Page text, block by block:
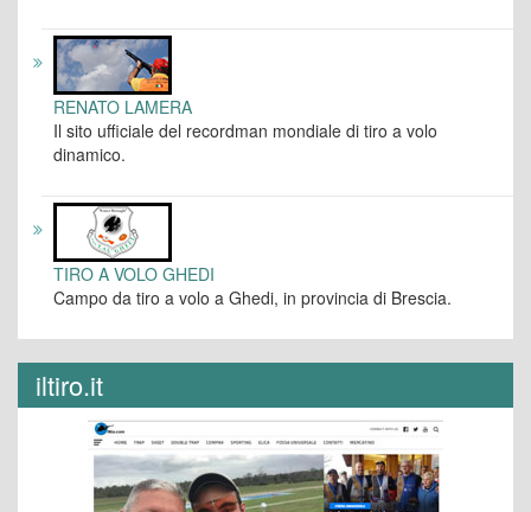
RENATO LAMERA
Il sito ufficiale del recordman mondiale di tiro a volo
dinamico.
TIRO A VOLO GHEDI
Campo da tiro a volo a Ghedi, in provincia di Brescia.
iltiro.it